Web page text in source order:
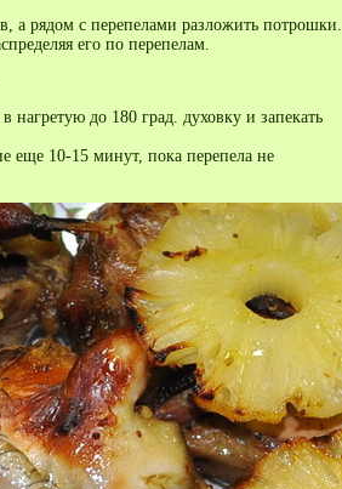
а рядом с перепелами разложить потрошки.
его по перепелам.
нагретую до 180 град. духовку и запекать
еще 10-15 минут, пока перепела не